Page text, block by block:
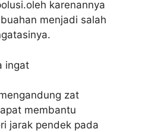
karenannya
menjadi salah
ingat
zat
membantu
jarak pendek pada